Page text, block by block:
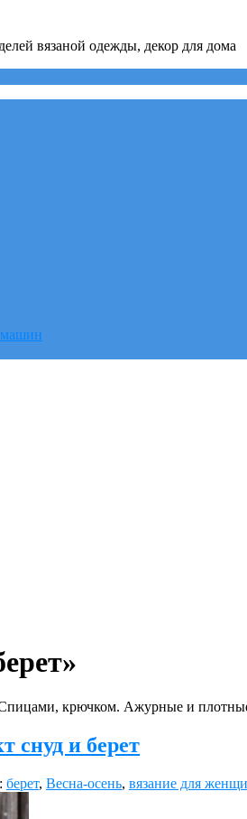
вязаной одежды, декор для дома
машин
крючком. Ажурные и
снуд и берет
берет, Весна-осень, вязание для